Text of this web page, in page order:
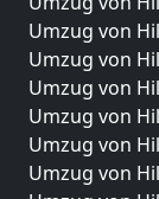
Umzug von
Umzug von
Umzug von
Umzug von
Umzug von
Umzug von